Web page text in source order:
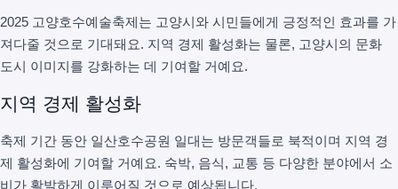
2025 고양호수예술축제는 고양시와 시민들에게 긍정적인 효과를 가
져다줄 것으로 기대돼요. 지역 경제 활성화는 물론, 고양시의 문화
도시 이미지를 강화하는 데 기여할 거예요.
지역 경제 활성화
축제 기간 동안 일산호수공원 일대는 방문객들로 북적이며 지역 경
제 활성화에 기여할 거예요. 숙박, 음식, 교통 등 다양한 분야에서 소
비가 활발하게 이루어질 것으로 예상됩니다.